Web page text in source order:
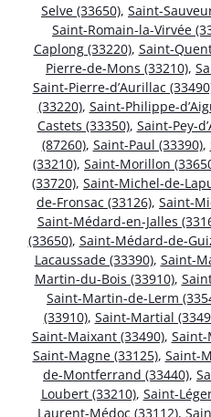
Selve (33650), Saint-
Saint-Romain-la-Virvée
Caplong (33220), Saint-
Pierre-de-Mons (33210),
Saint-Pierre-d’Aurillac
(33220), Saint-Philippe-
Castets (33350), Saint-Pey-
(87260), Saint-Paul (33390),
(33210), Saint-Morillon
(33720), Saint-Michel-de-
de-Fronsac (33126), Saint-
Saint-Médard-en-Jalles
(33650), Saint-Médard-de-
Lacaussade (33390), Saint-
Martin-du-Bois (33910),
Saint-Martin-de-Lerm
(33910), Saint-Martial
Saint-Maixant (33490), Saint-
Saint-Magne (33125), Saint-
de-Montferrand (33440),
Loubert (33210), Saint-
Laurent-Médoc (33112),